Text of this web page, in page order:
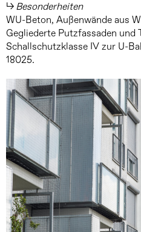
Besonderheiten
WU-Beton, Außenwände aus
Gegliederte Putzfassaden und
Schallschutzklasse IV zur U-
18025.